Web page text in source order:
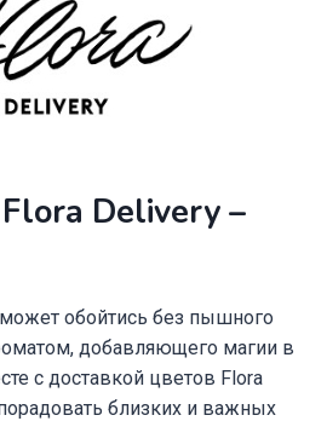
Delivery –
обойтись без пышного
добавляющего магии в
с доставкой цветов Flora
близких и важных